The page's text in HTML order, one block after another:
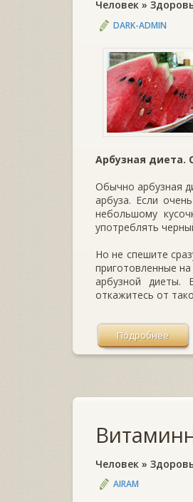
Человек »
DARK-ADMIN
Арбузная диета.
Обычно арбузная
арбуза. Если
небольшому
употреблять
Но не спешите
приготовленные
арбузной диеты.
откажитесь от
Подробнее
Человек »
AIRAM